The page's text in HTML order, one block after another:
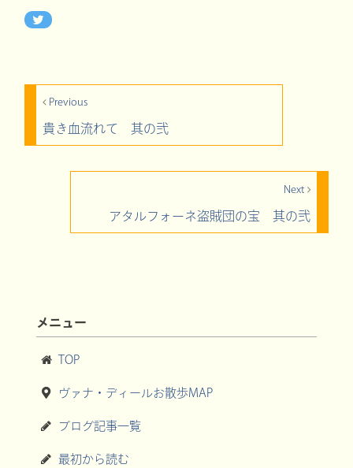
Previous
貴き血流れて 其の弐
Next
アタルフォーネ盗賊団の宝 其の弐
メニュー
TOP
ヴァナ・ディールお散歩MAP
ブログ記事一覧
最初から読む